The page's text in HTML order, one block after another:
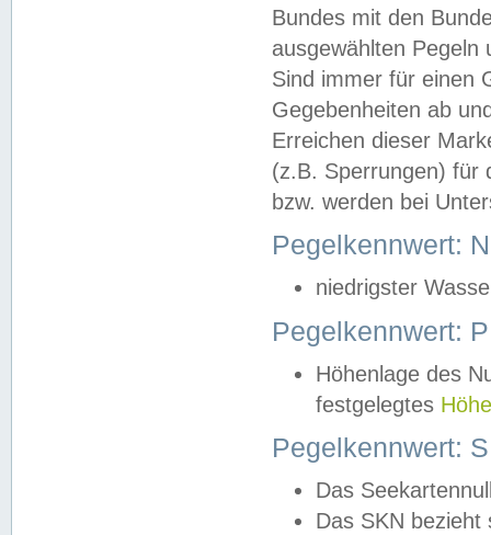
Bundes mit den
ausgewählten
Sind immer für einen
Gegebenheiten ab
Erreichen dieser
(z.B. Sperrungen) für
bzw. werden bei
Pegelkennwert:
niedrigster
Pegelkennwert:
Höhenlage des
festgelegtes
Pegelkennwert:
Das
Das SKN